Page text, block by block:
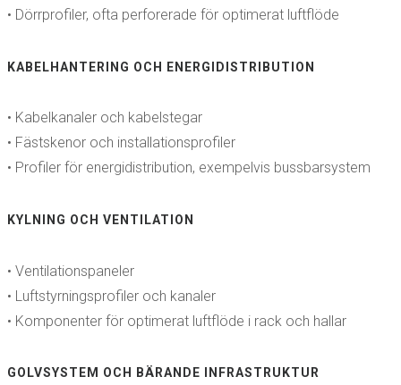
• Dörrprofiler, ofta perforerade för optimerat luftflöde
KABELHANTERING OCH ENERGIDISTRIBUTION
• Kabelkanaler och kabelstegar
• Fästskenor och installationsprofiler
• Profiler för energidistribution, exempelvis bussbarsystem
KYLNING OCH VENTILATION
• Ventilationspaneler
• Luftstyrningsprofiler och kanaler
• Komponenter för optimerat luftflöde i rack och hallar
GOLVSYSTEM OCH BÄRANDE INFRASTRUKTUR